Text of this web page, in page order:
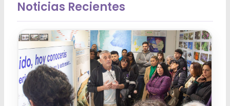
Noticias Recientes